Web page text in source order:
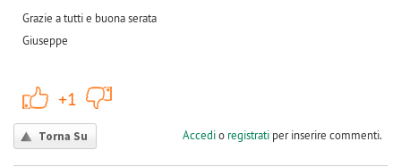
Grazie a tutti e buona serata
Giuseppe
+1
Torna Su Accedio registratiper inserire commenti.